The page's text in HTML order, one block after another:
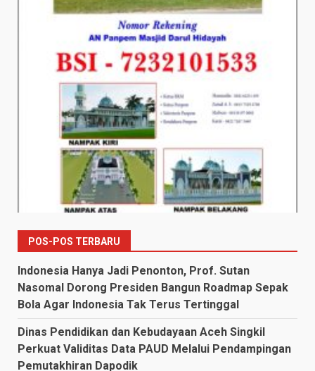
POS-POS TERBARU
Indonesia Hanya Jadi Penonton, Prof. Sutan
Nasomal Dorong Presiden Bangun Roadmap Sepak
Bola Agar Indonesia Tak Terus Tertinggal
Dinas Pendidikan dan Kebudayaan Aceh Singkil
Perkuat Validitas Data PAUD Melalui Pendampingan
Pemutakhiran Dapodik